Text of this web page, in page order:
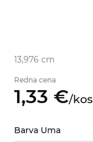
13,976 cm
Redna cena
1,33 €/kos
Barva Uma